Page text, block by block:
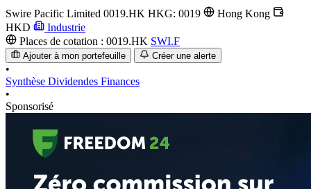
Swire Pacific Limited 0019.HK HKG: 0019
Hong Kong
HKD
Industrie
Places de cotation : 0019.HK SWI.F
Ajouter à mon portefeuille Créer une alerte
•
Synthèse Dividendes Finances
•
Sponsorisé